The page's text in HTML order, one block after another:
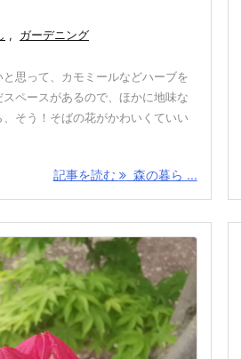
, ガーデニング
思って、カモミールなどハーブを
ペースがあるので、ほかに地味な
そう！そばの花がかわいくていい
記事を読む 森の暮ら ...